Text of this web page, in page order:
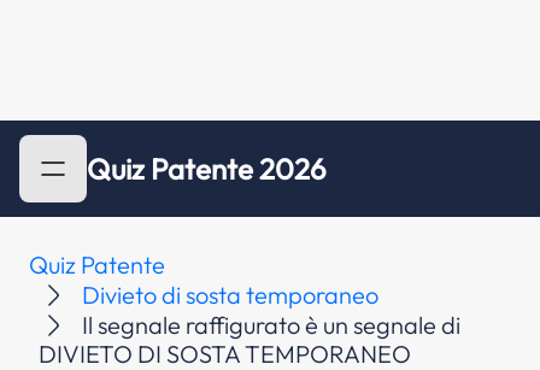
Quiz Patente 2026
Quiz Patente
Divieto di sosta temporaneo
Il segnale raffigurato è un segnale di
DIVIETO DI SOSTA TEMPORANEO